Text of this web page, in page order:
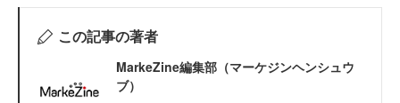
この記事の著者
MarkeZine編集部（マーケジンヘンシュウ
ブ）